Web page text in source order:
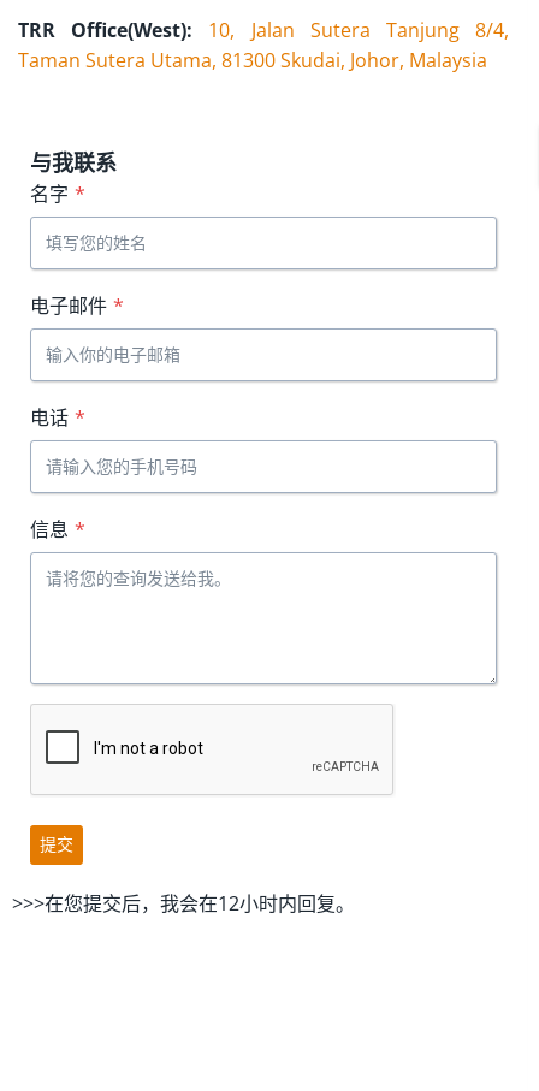
TRR Office(West):
10, Jalan Sutera Tanjung 8/4,
Taman Sutera Utama, 81300 Skudai, Johor, Malaysia
与我联系
名字 *
电子邮件 *
电话 *
信息 *
提交
>>>在您提交后，我会在12小时内回复。